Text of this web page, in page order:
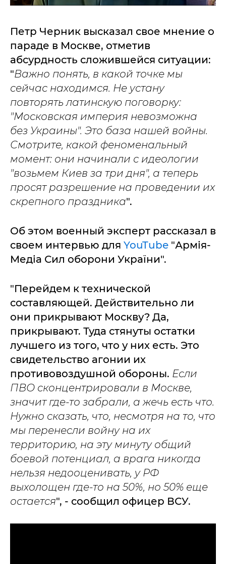
Петр Черник высказал свое мнение о
параде в Москве, отметив
абсурдность сложившейся ситуации:
"Важно понять, в какой точке мы
сейчас находимся. Не устану
повторять латинскую поговорку:
"Московская империя невозможна
без Украины". Это база нашей войны.
Смотрите, какой феноменальный
момент: они начинали с идеологии
"возьмем Киев за три дня", а теперь
просят разрешение на проведении их
скрепного праздника".
Об этом военный эксперт рассказал в
своем интервью для YouTube "Армія-
Медіа Сил оборони України".
"Перейдем к технической
составляющей. Действительно ли
они прикрывают Москву? Да,
прикрывают. Туда стянуты остатки
лучшего из того, что у них есть. Это
свидетельство агонии их
противовоздушной обороны. Если
ПВО сконцентрировали в Москве,
значит где-то забрали, а жечь есть что.
Нужно сказать, что, несмотря на то, что
мы перенесли войну на их
территорию, на эту минуту общий
боевой потенциал, а врага никогда
нельзя недооценивать, у РФ
выхолощен где-то на 50%, но 50% еще
остается", - сообщил офицер ВСУ.